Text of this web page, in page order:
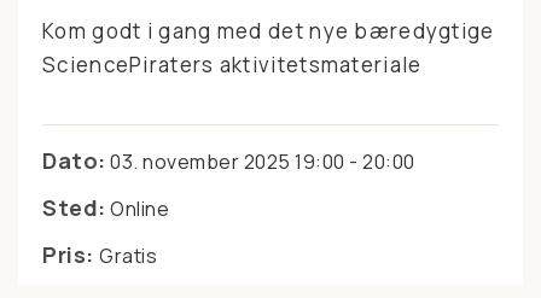
Kom godt i gang med det nye bæredygtige
SciencePiraters aktivitetsmateriale
Dato: 03. november 2025 19:00 - 20:00
Sted: Online
Pris: Gratis